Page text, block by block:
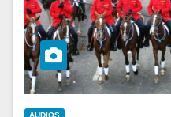
AUDIOS